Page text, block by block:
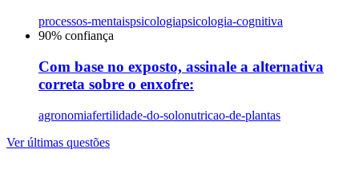
processos-mentaispsicologiapsicologia-cognitiva
90% confiança
Com base no exposto, assinale a alternativa
correta sobre o enxofre:
agronomiafertilidade-do-solonutricao-de-plantas
Ver últimas questões